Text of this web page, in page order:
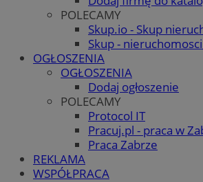
POLECAMY
Skup.io - Skup
Skup -
OGŁOSZENIA
OGŁOSZENIA
Dodaj ogłoszenie
POLECAMY
Protocol IT
Pracuj.pl - praca w
Praca Zabrze
REKLAMA
WSPÓŁPRACA